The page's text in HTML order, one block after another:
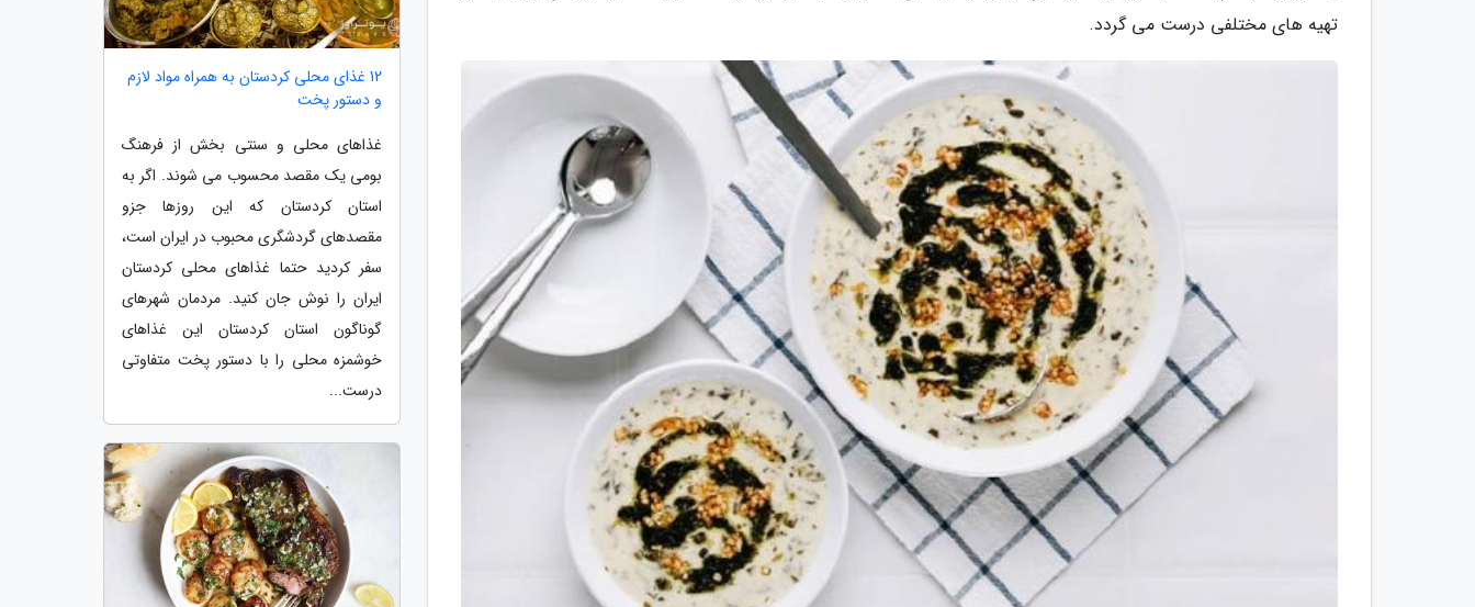
تهیه های مختلفی درست می گردد.
12 غذای محلی کردستان به همراه مواد لازم
و دستور پخت
غذاهای محلی و سنتی بخش از فرهنگ
بومی یک مقصد محسوب می شوند. اگر به
استان کردستان که این روزها جزو
مقصدهای گردشگری محبوب در ایران است،
سفر کردید حتما غذاهای محلی کردستان
ایران را نوش جان کنید. مردمان شهرهای
گوناگون استان کردستان این غذاهای
خوشمزه محلی را با دستور پخت متفاوتی
درست...